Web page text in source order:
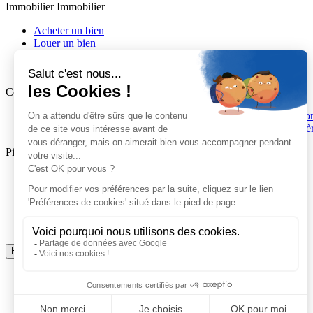
Immobilier Immobilier
Acheter un bien
Louer un bien
Gérer mon bien
Contactez-nous Contactez-nous
Beaumont :04 73 28 47 58 1 Place de Verdun, 63110
Aubière :04 73 26 31 20 28 Place des Ramacles, 63170
Pied de page
Configuration des cookies
Mentions Légales
Plan du site
Réalisé par
Haut de page